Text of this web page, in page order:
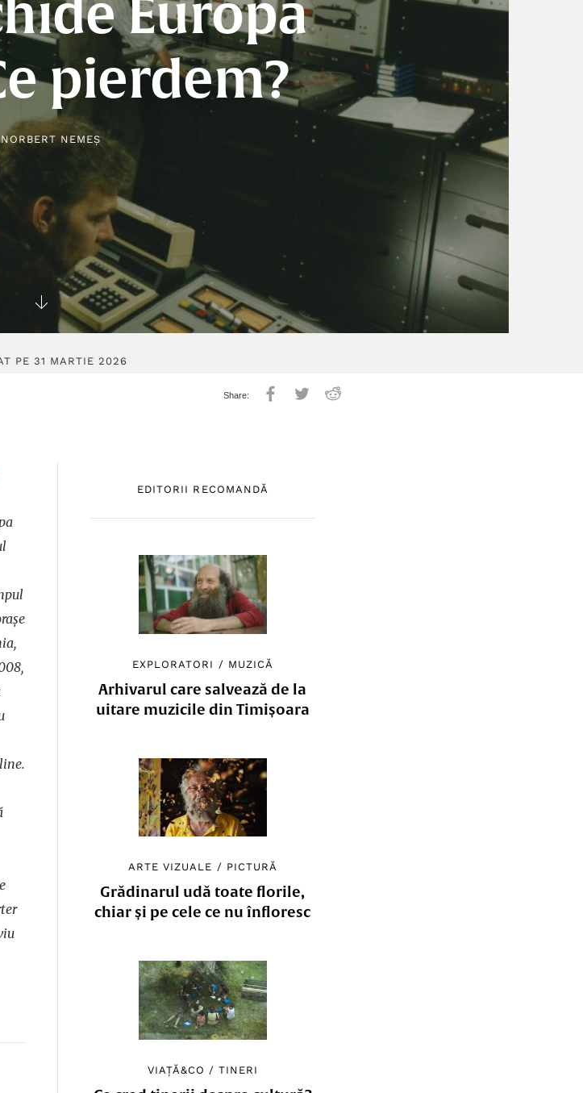
Europa
pierdem?
NORBERT NEMEȘ
PE 31 MARTIE 2026
EDITORII RECOMANDĂ
EXPLORATORI / MUZICĂ
Arhivarul care salvează de la
uitare muzicile din Timișoara
ARTE VIZUALE / PICTURĂ
Grădinarul udă toate florile,
chiar și pe cele ce nu înfloresc
VIAȚĂ&CO /TINERI